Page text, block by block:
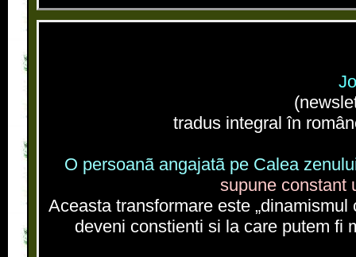
tradus integral în
O persoanã angajatã pe Calea
supune constant
Aceasta transformare este
deveni constienti si la care putem fi